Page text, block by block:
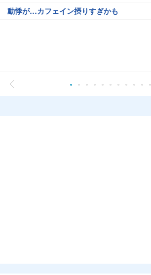
動悸が…カフェイン摂りすぎかも